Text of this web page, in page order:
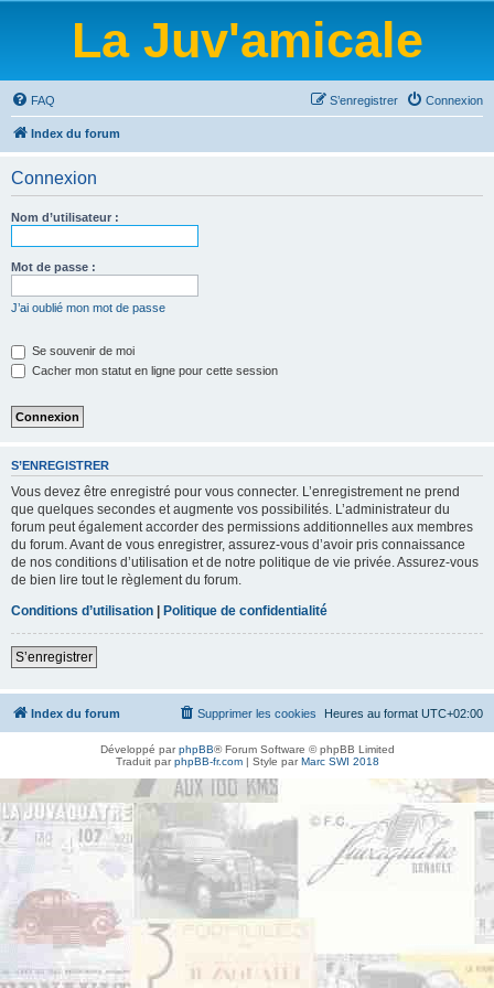
La Juv'amicale
FAQ Connexion
S’enregistrer
Index du forum
Connexion
Nom d’utilisateur :
Mot de passe :
J’ai oublié mon mot de passe
Se souvenir de moi
Cacher mon statut en ligne pour cette session
S’ENREGISTRER
Vous devez être enregistré pour vous connecter. L’enregistrement ne prend
que quelques secondes et augmente vos possibilités. L’administrateur du
forum peut également accorder des permissions additionnelles aux membres
du forum. Avant de vous enregistrer, assurez-vous d’avoir pris connaissance
de nos conditions d’utilisation et de notre politique de vie privée. Assurez-vous
de bien lire tout le règlement du forum.
Conditions d’utilisation | Politique de confidentialité
S’enregistrer
Index du forum Heures au format UTC+02:00
Supprimer les cookies
Développé parphpBB® Forum Software © phpBB Limited
Traduit parphpBB-fr.com| Style parMarc SWI 2018